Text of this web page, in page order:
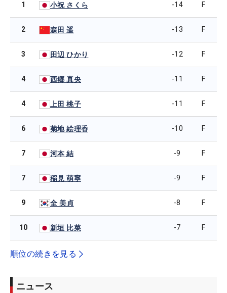
1 小祝 さくら -14 F
2 森田 遥 -13 F
3 田辺 ひかり -12 F
4 西郷 真央 -11 F
4 上田 桃子 -11 F
6 菊地 絵理香 -10 F
7 河本 結 -9 F
7 稲見 萌寧 -9 F
9 全 美貞 -8 F
10 新垣 比菜 -7 F
順位の続きを見る
ニュース